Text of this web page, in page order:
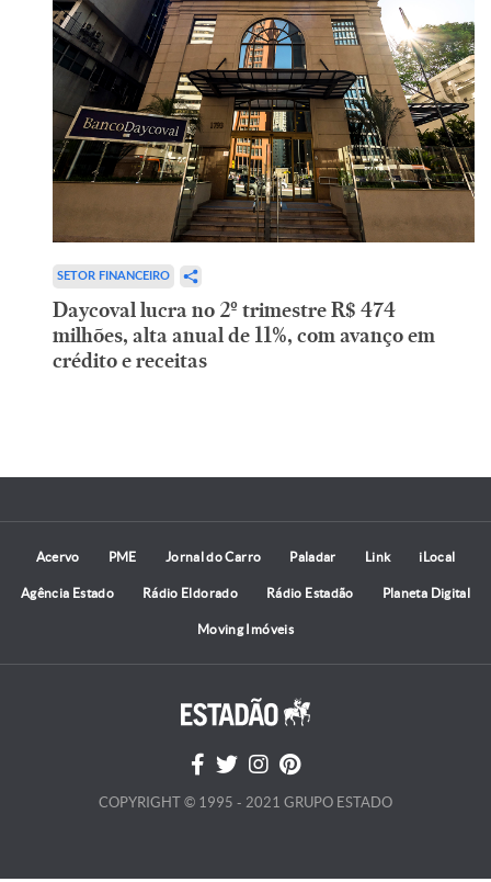
SETOR FINANCEIRO
Daycoval lucra no 2º trimestre R$ 474
milhões, alta anual de 11%, com avanço em
crédito e receitas
Acervo PME Jornal do Carro Paladar Link iLocal
Agência Estado Rádio Eldorado Rádio Estadão Planeta Digital
Moving Imóveis
COPYRIGHT © 1995 - 2021 GRUPO ESTADO